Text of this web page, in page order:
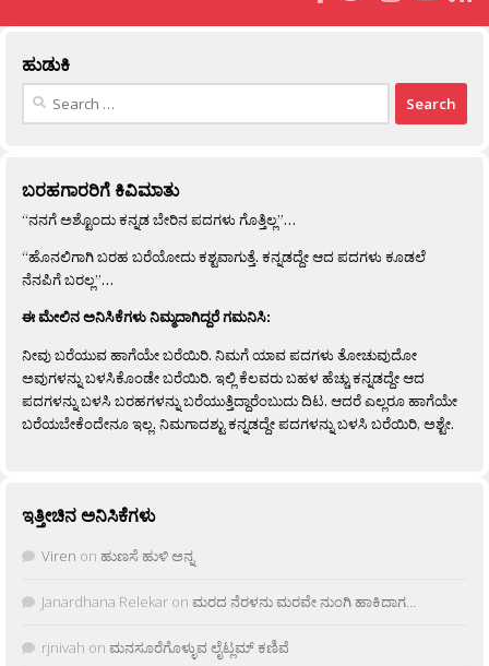
ಹುಡುಕಿ
Search
ಬರಹಗಾರರಿಗೆ ಕಿವಿಮಾತು
“ನನಗೆ ಅಶ್ಟೊಂದು ಕನ್ನಡ ಬೇರಿನ ಪದಗಳು ಗೊತ್ತಿಲ್ಲ”…
“ಹೊನಲಿಗಾಗಿ ಬರಹ ಬರೆಯೋದು ಕಶ್ಟವಾಗುತ್ತೆ. ಕನ್ನಡದ್ದೇ ಆದ ಪದಗಳು ಕೂಡಲೆ
ನೆನಪಿಗೆ ಬರಲ್ಲ”…
ಈ ಮೇಲಿನ ಅನಿಸಿಕೆಗಳು ನಿಮ್ಮದಾಗಿದ್ದರೆ ಗಮನಿಸಿ:
ನೀವು ಬರೆಯುವ ಹಾಗೆಯೇ ಬರೆಯಿರಿ. ನಿಮಗೆ ಯಾವ ಪದಗಳು ತೋಚುವುದೋ
ಅವುಗಳನ್ನು ಬಳಸಿಕೊಂಡೇ ಬರೆಯಿರಿ. ಇಲ್ಲಿ ಕೆಲವರು ಬಹಳ ಹೆಚ್ಚು ಕನ್ನಡದ್ದೇ ಆದ
ಪದಗಳನ್ನು ಬಳಸಿ ಬರಹಗಳನ್ನು ಬರೆಯುತ್ತಿದ್ದಾರೆಂಬುದು ದಿಟ. ಆದರೆ ಎಲ್ಲರೂ ಹಾಗೆಯೇ
ಬರೆಯಬೇಕೆಂದೇನೂ ಇಲ್ಲ. ನಿಮಗಾದಶ್ಟು ಕನ್ನಡದ್ದೇ ಪದಗಳನ್ನು ಬಳಸಿ ಬರೆಯಿರಿ, ಅಶ್ಟೇ.
ಇತ್ತೀಚಿನ ಅನಿಸಿಕೆಗಳು
Viren on ಹುಣಸೆ ಹುಳಿ ಅನ್ನ
Janardhana Relekar on ಮರದ ನೆರಳನು ಮರವೇ ನುಂಗಿ ಹಾಕಿದಾಗ…
rjnivah on ಮನಸೂರೆಗೊಳ್ಳುವ ಲೈಟ್ಲಮ್ ಕಣಿವೆ